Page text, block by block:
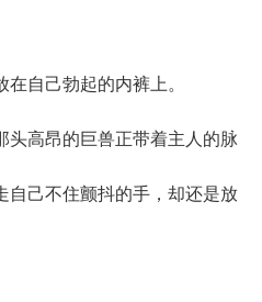
自己勃起的内裤上。
高昂的巨兽正带着主人的脉
自己不住颤抖的手，却还是放